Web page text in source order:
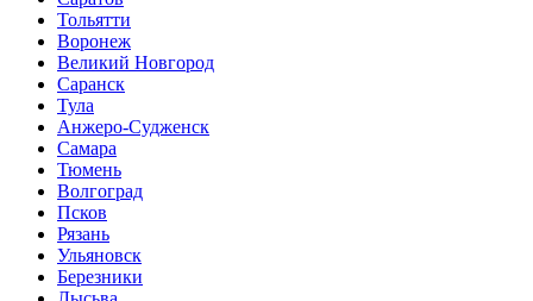
Тольятти
Воронеж
Великий Новгород
Саранск
Тула
Анжеро-Судженск
Самара
Тюмень
Волгоград
Псков
Рязань
Ульяновск
Березники